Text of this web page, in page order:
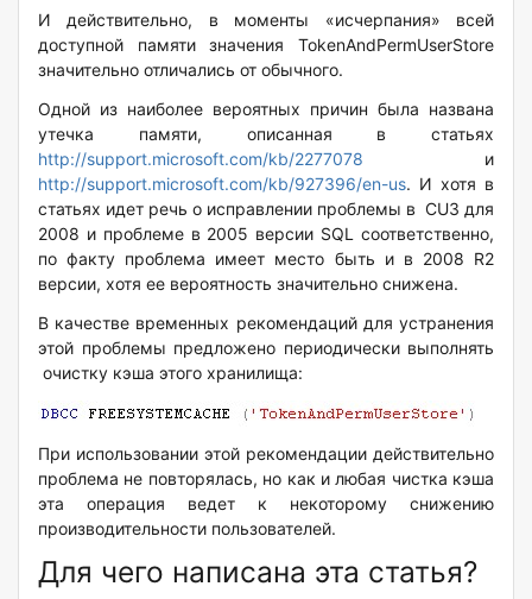
И действительно, в моменты «исчерпания» всей
доступной памяти значения TokenAndPermUserStore
значительно отличались от обычного.
Одной из наиболее вероятных причин была названа
утечка памяти, описанная в статьях
http://support.microsoft.com/kb/2277078 и
http://support.microsoft.com/kb/927396/en-us. И хотя в
статьях идет речь о исправлении проблемы в CU3 для
2008 и проблеме в 2005 версии SQL соответственно,
по факту проблема имеет место быть и в 2008 R2
версии, хотя ее вероятность значительно снижена.
В качестве временных рекомендаций для устранения
этой проблемы предложено периодически выполнять
очистку кэша этого хранилища:
При использовании этой рекомендации действительно
проблема не повторялась, но как и любая чистка кэша
эта операция ведет к некоторому снижению
производительности пользователей.
Для чего написана эта статья?